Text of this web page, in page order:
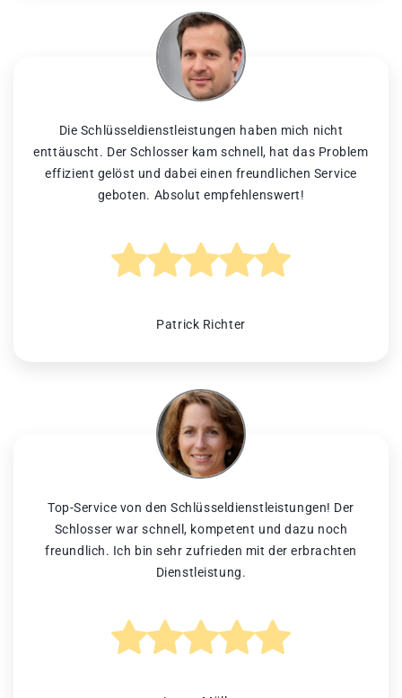
Die Schlüsseldienstleistungen haben mich nicht
enttäuscht. Der Schlosser kam schnell, hat das Problem
effizient gelöst und dabei einen freundlichen Service
geboten. Absolut empfehlenswert!
Patrick Richter
Top-Service von den Schlüsseldienstleistungen! Der
Schlosser war schnell, kompetent und dazu noch
freundlich. Ich bin sehr zufrieden mit der erbrachten
Dienstleistung.